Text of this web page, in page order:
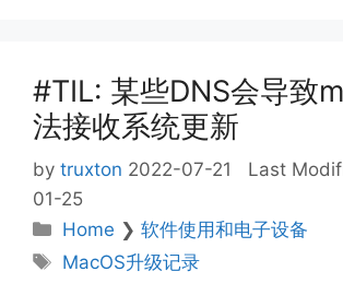
#TIL: 某些DNS会导致
法接收系统更新
by truxton 2022-07-21
Last
01-25
Categories
Home ❯软件使用和电子设备
Tags
MacOS升级记录